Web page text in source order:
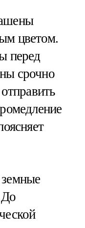
цветом.
перед
срочно
земные
До